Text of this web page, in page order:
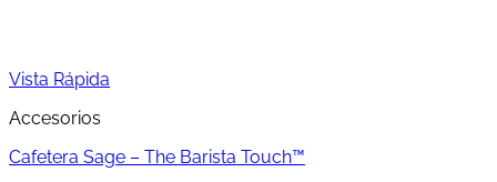
Vista Rápida
Accesorios
Cafetera Sage – The Barista Touch™